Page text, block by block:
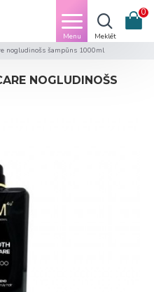
0
nogludinošs šampūns 1000ml
NOGLUDINOŠS